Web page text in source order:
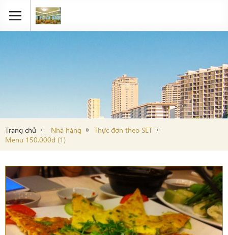
Trang chủ Nhà hàng
Thực đơn theo SET
Menu 150.000đ (1)